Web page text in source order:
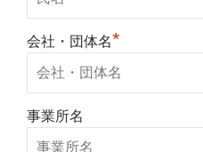
会社・団体名*
事業所名